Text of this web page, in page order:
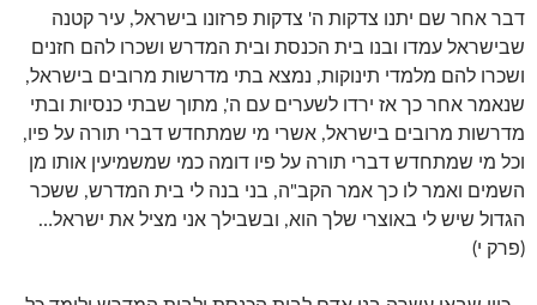
דבר אחר שם יתנו צדקות ה' צדקות פרזונו בישראל, עיר קטנה
שבישראל עמדו ובנו בית הכנסת ובית המדרש ושכרו להם חזנים
ושכרו להם מלמדי תינוקות, נמצא בתי מדרשות מרובים בישראל,
שנאמר אחר כך אז ירדו לשערים עם ה', מתוך שבתי כנסיות ובתי
מדרשות מרובים בישראל, אשרי מי שמתחדש דברי תורה על פיו,
וכל מי שמתחדש דברי תורה על פיו דומה כמי שמשמיעין אותו מן
השמים ואמר לו כך אמר הקב"ה, בני בנה לי בית המדרש, ששכר
הגדול שיש לי באוצרי שלך הוא, ובשבילך אני מציל את ישראל…
(פרק י)